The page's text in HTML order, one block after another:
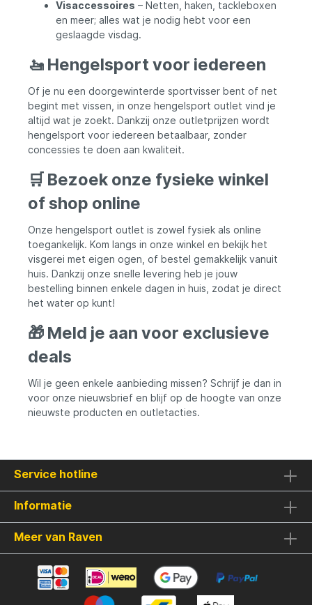
Visaccessoires – Netten, haken, tackleboxen
en meer; alles wat je nodig hebt voor een
geslaagde visdag.
🚤 Hengelsport voor iedereen
Of je nu een doorgewinterde sportvisser bent of net
begint met vissen, in onze hengelsport outlet vind je
altijd wat je zoekt. Dankzij onze outletprijzen wordt
hengelsport voor iedereen betaalbaar, zonder
concessies te doen aan kwaliteit.
🛒 Bezoek onze fysieke winkel
of shop online
Onze hengelsport outlet is zowel fysiek als online
toegankelijk. Kom langs in onze winkel en bekijk het
visgerei met eigen ogen, of bestel gemakkelijk vanuit
huis. Dankzij onze snelle levering heb je jouw
bestelling binnen enkele dagen in huis, zodat je direct
het water op kunt!
🎁 Meld je aan voor exclusieve
deals
Wil je geen enkele aanbieding missen? Schrijf je dan in
voor onze nieuwsbrief en blijf op de hoogte van onze
nieuwste producten en outletacties.
Service hotline
Informatie
Meer van Raven